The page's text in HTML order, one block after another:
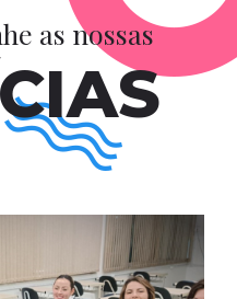
as nossas